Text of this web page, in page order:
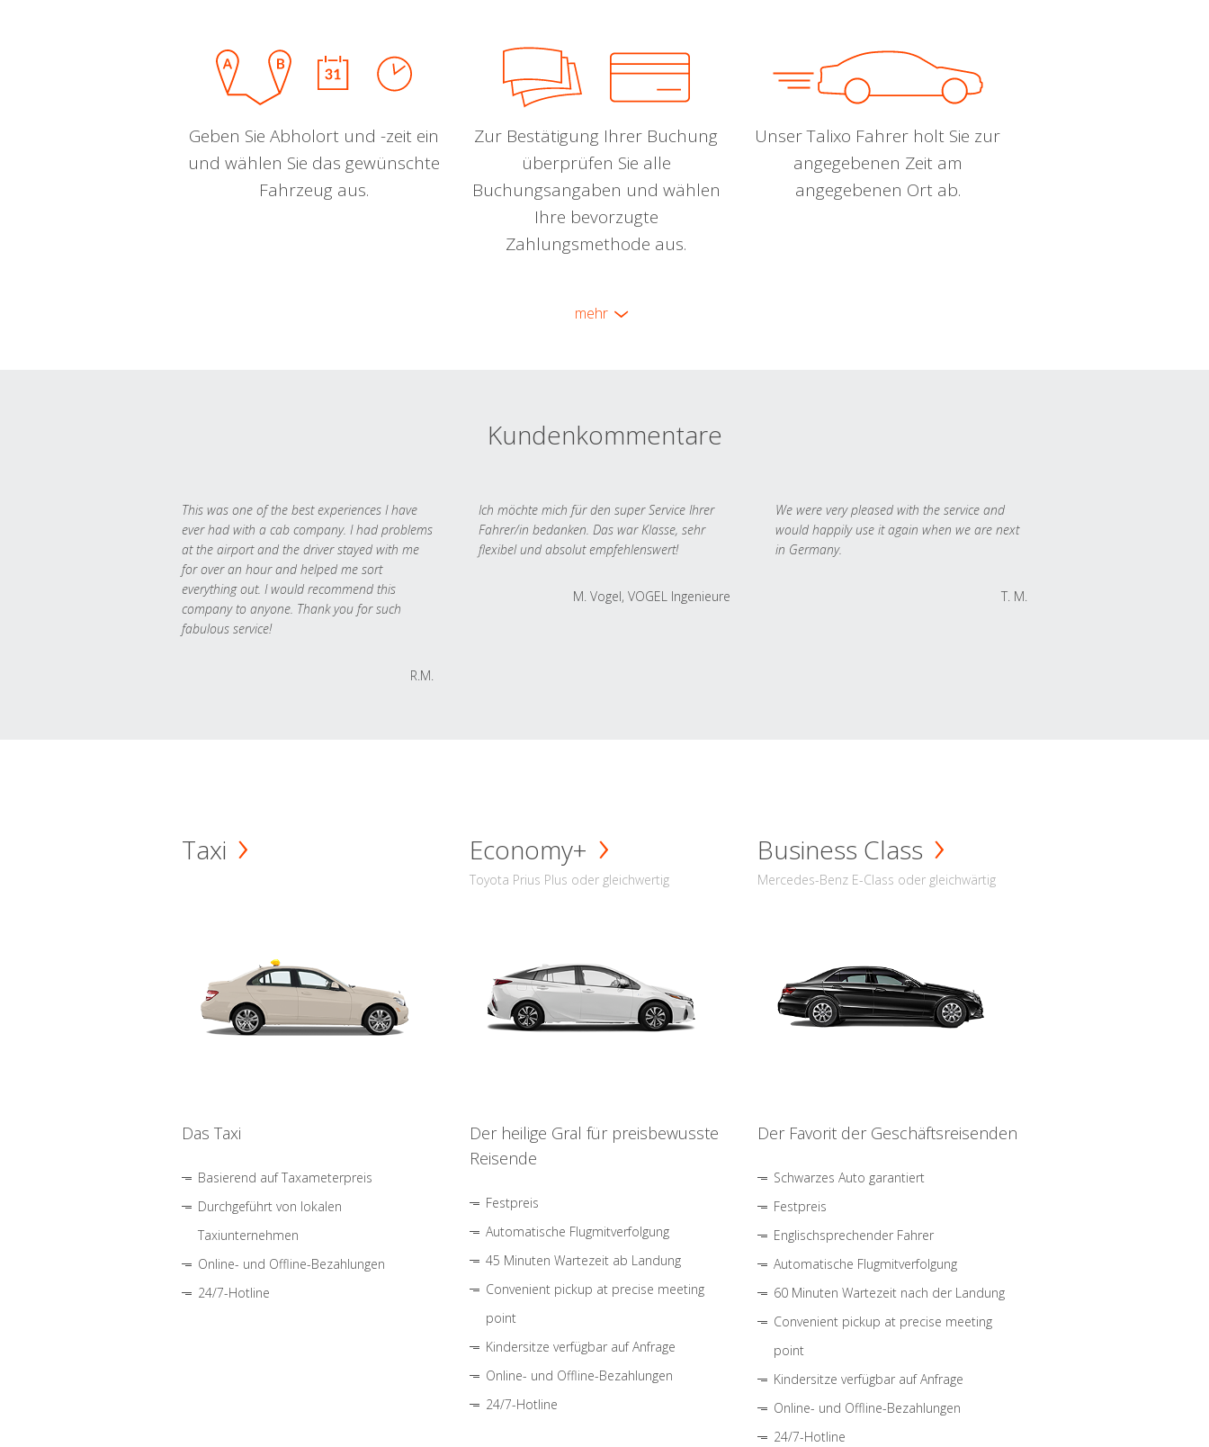
Geben Sie Abholort und -zeit ein
und wählen Sie das gewünschte
Fahrzeug aus.
Zur Bestätigung Ihrer Buchung
überprüfen Sie alle
Buchungsangaben und wählen
Ihre bevorzugte
Zahlungsmethode aus.
Unser Talixo Fahrer holt Sie zur
angegebenen Zeit am
angegebenen Ort ab.
mehr
Kundenkommentare
This was one of the best experiences I have
ever had with a cab company. I had problems
at the airport and the driver stayed with me
for over an hour and helped me sort
everything out. I would recommend this
company to anyone. Thank you for such
fabulous service!
R.M.
Ich möchte mich für den super Service Ihrer
Fahrer/in bedanken. Das war Klasse, sehr
flexibel und absolut empfehlenswert!
M. Vogel, VOGEL Ingenieure
We were very pleased with the service and
would happily use it again when we are next
in Germany.
T. M.
Taxi
Das Taxi
Basierend auf Taxameterpreis
Durchgeführt von lokalen
Taxiunternehmen
Online- und Offline-Bezahlungen
24/7-Hotline
Economy+
Toyota Prius Plus oder gleichwertig
Der heilige Gral für preisbewusste
Reisende
Festpreis
Automatische Flugmitverfolgung
45 Minuten Wartezeit ab Landung
Convenient pickup at precise meeting
point
Kindersitze verfügbar auf Anfrage
Online- und Offline-Bezahlungen
24/7-Hotline
Business Class
Mercedes-Benz E-Class oder gleichwärtig
Der Favorit der Geschäftsreisenden
Schwarzes Auto garantiert
Festpreis
Englischsprechender Fahrer
Automatische Flugmitverfolgung
60 Minuten Wartezeit nach der Landung
Convenient pickup at precise meeting
point
Kindersitze verfügbar auf Anfrage
Online- und Offline-Bezahlungen
24/7-Hotline